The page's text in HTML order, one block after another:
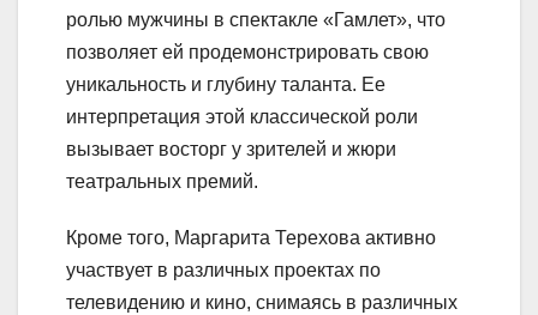
ролью мужчины в спектакле «Гамлет», что
позволяет ей продемонстрировать свою
уникальность и глубину таланта. Ее
интерпретация этой классической роли
вызывает восторг у зрителей и жюри
театральных премий.
Кроме того, Маргарита Терехова активно
участвует в различных проектах по
телевидению и кино, снимаясь в различных